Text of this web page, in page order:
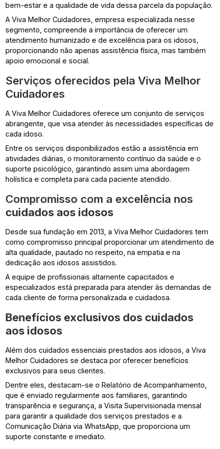
bem-estar e a qualidade de vida dessa parcela da população.
A Viva Melhor Cuidadores, empresa especializada nesse
segmento, compreende a importância de oferecer um
atendimento humanizado e de excelência para os idosos,
proporcionando não apenas assistência física, mas também
apoio emocional e social.
Serviços oferecidos pela Viva Melhor
Cuidadores
A Viva Melhor Cuidadores oferece um conjunto de serviços
abrangente, que visa atender às necessidades específicas de
cada idoso.
Entre os serviços disponibilizados estão a assistência em
atividades diárias, o monitoramento contínuo da saúde e o
suporte psicológico, garantindo assim uma abordagem
holística e completa para cada paciente atendido.
Compromisso com a excelência nos
cuidados aos idosos
Desde sua fundação em 2013, a Viva Melhor Cuidadores tem
como compromisso principal proporcionar um atendimento de
alta qualidade, pautado no respeito, na empatia e na
dedicação aos idosos assistidos.
A equipe de profissionais altamente capacitados e
especializados está preparada para atender às demandas de
cada cliente de forma personalizada e cuidadosa.
Benefícios exclusivos dos cuidados
aos idosos
Além dos cuidados essenciais prestados aos idosos, a Viva
Melhor Cuidadores se destaca por oferecer benefícios
exclusivos para seus clientes.
Dentre eles, destacam-se o Relatório de Acompanhamento,
que é enviado regularmente aos familiares, garantindo
transparência e segurança, a Visita Supervisionada mensal
para garantir a qualidade dos serviços prestados e a
Comunicação Diária via WhatsApp, que proporciona um
suporte constante e imediato.